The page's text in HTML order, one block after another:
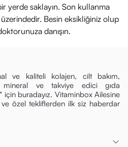
yerde saklayın. Son kullanma
Besin eksikliğiniz olup
danışın.
ve kaliteli kolajen, cilt bakım,
mineral ve takviye edici gıda
için buradayız. Vitaminbox Ailesine
ve özel tekliflerden ilk siz haberdar